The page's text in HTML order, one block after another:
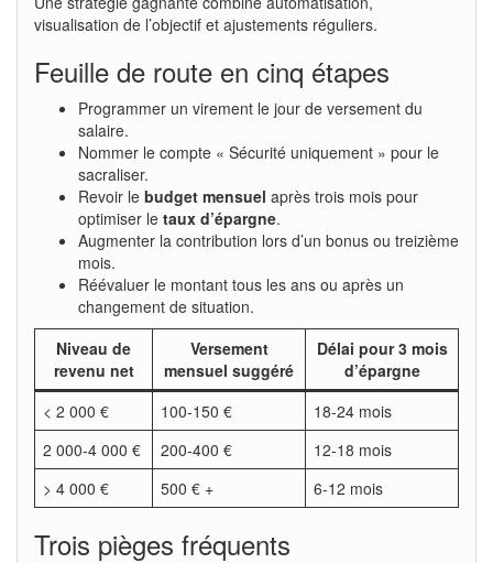
visualisation de l’objectif et ajustements réguliers.
Feuille de route en cinq étapes
Programmer un virement le jour de versement du
salaire.
Nommer le compte « Sécurité uniquement » pour le
sacraliser.
Revoir le budget mensuel après trois mois pour
optimiser le taux d’épargne.
Augmenter la contribution lors d’un bonus ou treizième
mois.
Réévaluer le montant tous les ans ou après un
changement de situation.
Niveau de
revenu net
Versement
mensuel suggéré
Délai pour 3 mois
d’épargne
< 2 000 €
100-150 €
18-24 mois
2 000-4 000 €
200-400 €
12-18 mois
> 4 000 €
500 € + 6-12 mois
Trois pièges fréquents